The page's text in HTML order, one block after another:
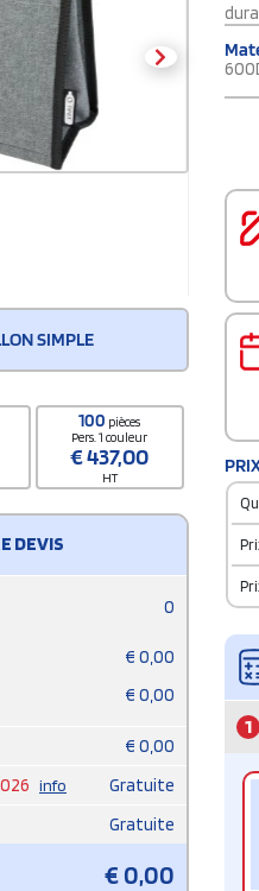
SIMPLE
100 pièces
Pers. 1 couleur
€437,00
HT
DEVIS
0
€ 0,00
€ 0,00
€ 0,00
info
Gratuite
Gratuite
€0,00
1